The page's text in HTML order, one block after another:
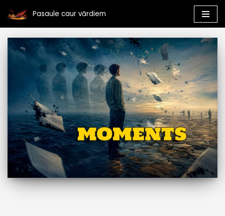
Skip
to
content
Pasaule caur vārdiem